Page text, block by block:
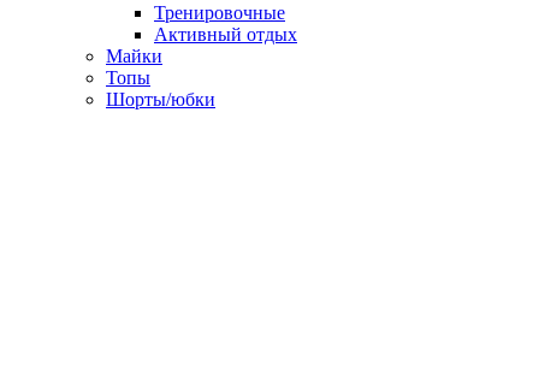
Тренировочные
Активный отдых
Майки
Топы
Шорты/юбки